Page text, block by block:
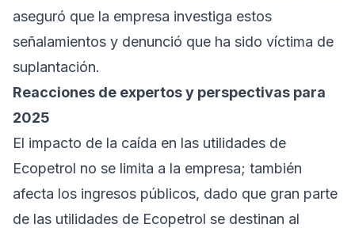
aseguró que la empresa investiga estos
señalamientos y denunció que ha sido víctima de
suplantación.
Reacciones de expertos y perspectivas para
2025
El impacto de la caída en las utilidades de
Ecopetrol no se limita a la empresa; también
afecta los ingresos públicos, dado que gran parte
de las utilidades de Ecopetrol se destinan al